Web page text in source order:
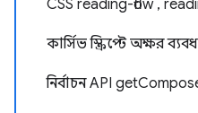
CSS reading-flow ,
কার্সিভ স্ক্রিপ্টে অক্ষর
নির্বাচন API